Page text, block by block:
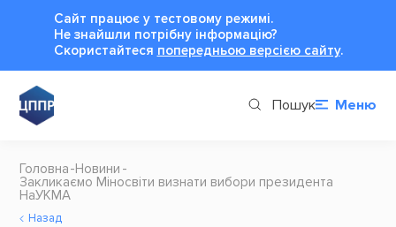
Сайт працює у тестовому режимі.
Не знайшли потрібну інформацію?
Cкористайтеся попередньою версією сайту.
Пошук Меню
Головна Новини
Закликаємо Міносвіти визнати вибори президента
НаУКМА
Назад